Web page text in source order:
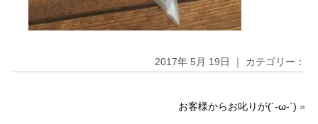
2017年 5月 19日 ｜ カテゴリー：
お客様からお叱りが(´-ω-`) »